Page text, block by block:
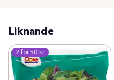
Liknande
2 för 50 kr